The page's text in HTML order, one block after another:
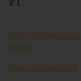
(ИНН)
Идентификация